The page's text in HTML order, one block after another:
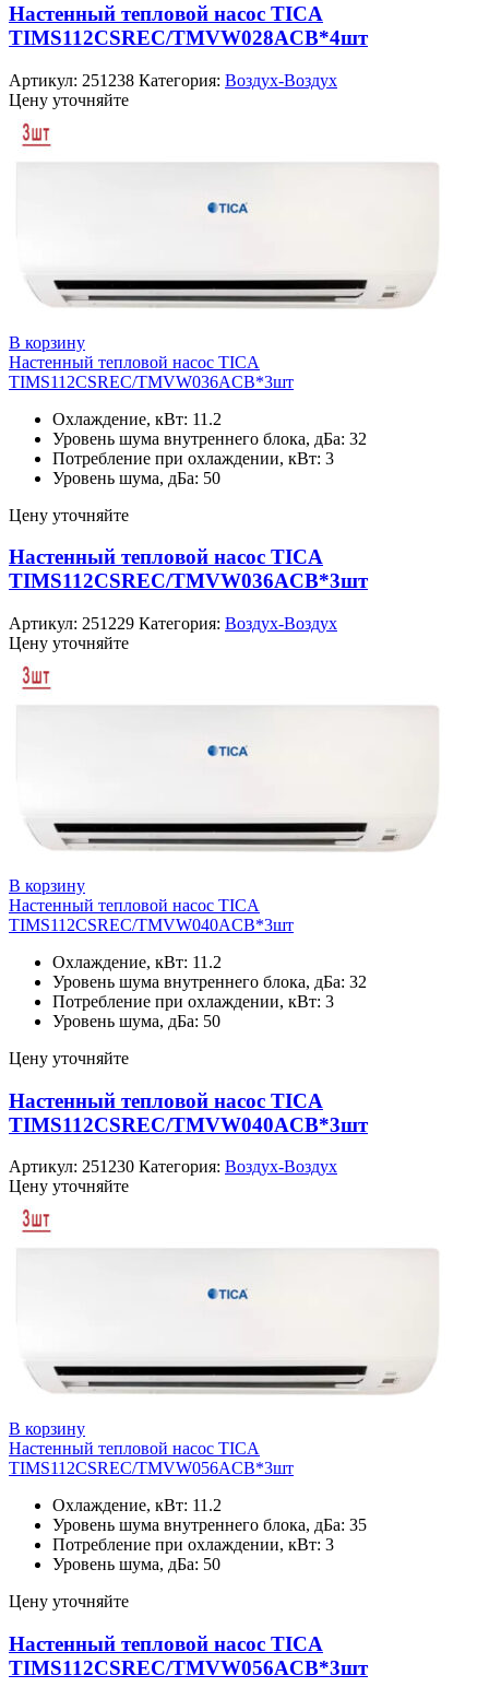
Настенный тепловой насос TICA
TIMS112CSREC/TMVW028ACB*4шт
Артикул: 251238 Категория: Воздух-Воздух
Цену уточняйте
В корзину
Настенный тепловой насос TICA
TIMS112CSREC/TMVW036ACB*3шт
Охлаждение, кВт: 11.2
Уровень шума внутреннего блока, дБа: 32
Потребление при охлаждении, кВт: 3
Уровень шума, дБа: 50
Цену уточняйте
Настенный тепловой насос TICA
TIMS112CSREC/TMVW036ACB*3шт
Артикул: 251229 Категория: Воздух-Воздух
Цену уточняйте
В корзину
Настенный тепловой насос TICA
TIMS112CSREC/TMVW040ACB*3шт
Охлаждение, кВт: 11.2
Уровень шума внутреннего блока, дБа: 32
Потребление при охлаждении, кВт: 3
Уровень шума, дБа: 50
Цену уточняйте
Настенный тепловой насос TICA
TIMS112CSREC/TMVW040ACB*3шт
Артикул: 251230 Категория: Воздух-Воздух
Цену уточняйте
В корзину
Настенный тепловой насос TICA
TIMS112CSREC/TMVW056ACB*3шт
Охлаждение, кВт: 11.2
Уровень шума внутреннего блока, дБа: 35
Потребление при охлаждении, кВт: 3
Уровень шума, дБа: 50
Цену уточняйте
Настенный тепловой насос TICA
TIMS112CSREC/TMVW056ACB*3шт